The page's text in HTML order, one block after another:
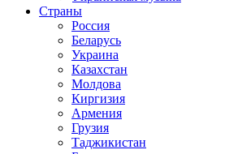
Страны
Россия
Беларусь
Украина
Казахстан
Молдова
Киргизия
Армения
Грузия
Таджикистан